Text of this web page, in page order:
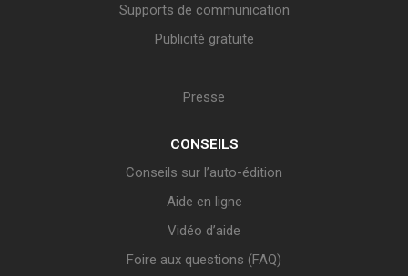
Supports de communication
Publicité gratuite
Presse
CONSEILS
Conseils sur l’auto-édition
Aide en ligne
Vidéo d’aide
Foire aux questions (FAQ)